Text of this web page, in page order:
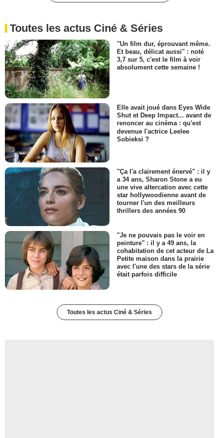
Toutes les actus Ciné & Séries
"Un film dur, éprouvant même.
Et beau, délicat aussi" : noté
3,7 sur 5, c'est le film à voir
absolument cette semaine !
Elle avait joué dans Eyes Wide
Shut et Deep Impact... avant de
renoncer au cinéma : qu'est
devenue l'actrice Leelee
Sobieksi ?
"Ça l'a clairement énervé" : il y
a 34 ans, Sharon Stone a eu
une vive altercation avec cette
star hollywoodienne avant de
tourner l'un des meilleurs
thrillers des années 90
"Je ne pouvais pas le voir en
peinture" : il y a 49 ans, la
cohabitation de cet acteur de La
Petite maison dans la prairie
avec l'une des stars de la série
était parfois difficile
Toutes les actus Ciné & Séries